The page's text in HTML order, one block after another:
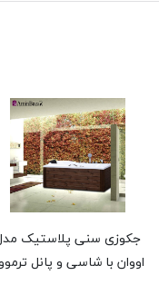
جکوزی سنی پلاستیک
اووان با شاسی و پانل